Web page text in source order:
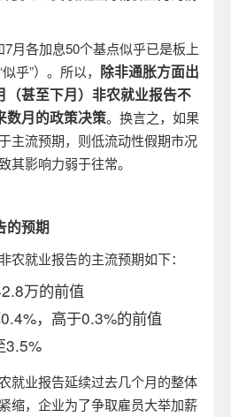
7月各加息50个基点似乎已是板上
乎”）。所以， 除非通胀方面出
（甚至下月）非农就业报告不
数月的政策决策。换言之，如果
主流预期，则低流动性假期市况
其影响力弱于往常。
的预期
农就业报告的主流预期如下：
万的前值
0.4%，高于0.3%的前值
3.5%
就业报告延续过去几个月的整体
缩，企业为了争取雇员大举加薪